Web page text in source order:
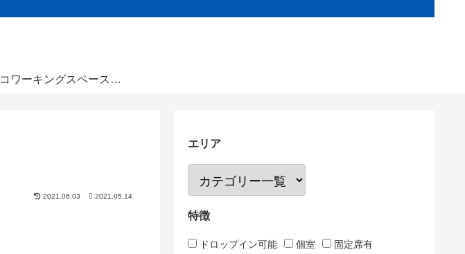
コワーキングスペースと
2021.06.03 2021.05.14
エリア
特徴
ドロップイン可能 個室
固定席有